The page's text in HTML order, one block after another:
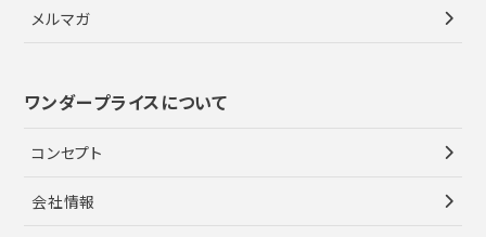
メルマガ
ワンダープライスについて
コンセプト
会社情報